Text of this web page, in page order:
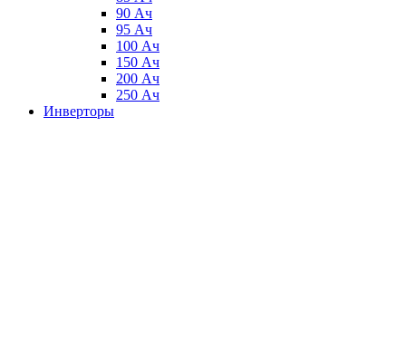
90 Ач
95 Ач
100 Ач
150 Ач
200 Ач
250 Ач
Инверторы